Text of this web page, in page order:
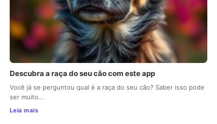
Descubra a raça do seu cão com este app
Você já se perguntou qual é a raça do seu cão? Saber isso pode
ser muito…
Leia mais